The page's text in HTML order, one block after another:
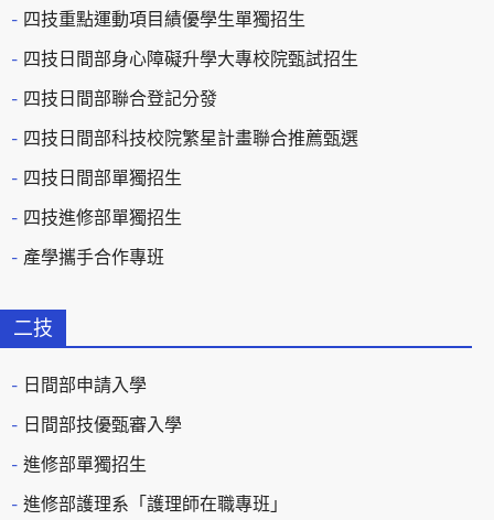
四技重點運動項目績優學生單獨招生
四技日間部身心障礙升學大專校院甄試招生
四技日間部聯合登記分發
四技日間部科技校院繁星計畫聯合推薦甄選
四技日間部單獨招生
四技進修部單獨招生
產學攜手合作專班
二技
日間部申請入學
日間部技優甄審入學
進修部單獨招生
進修部護理系「護理師在職專班」